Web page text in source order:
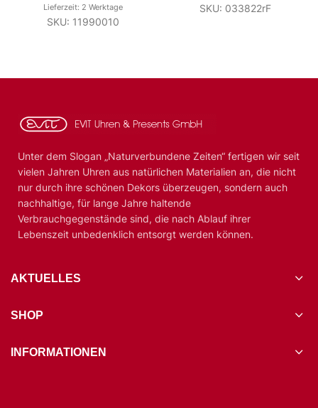
Lieferzeit: 2 Werktage
SKU: 11990010
SKU: 033822rF
Unter dem Slogan „Naturverbundene Zeiten“ fertigen wir seit
vielen Jahren Uhren aus natürlichen Materialien an, die nicht
nur durch ihre schönen Dekors überzeugen, sondern auch
nachhaltige, für lange Jahre haltende
Verbrauchgegenstände sind, die nach Ablauf ihrer
Lebenszeit unbedenklich entsorgt werden können.
AKTUELLES
SHOP
INFORMATIONEN